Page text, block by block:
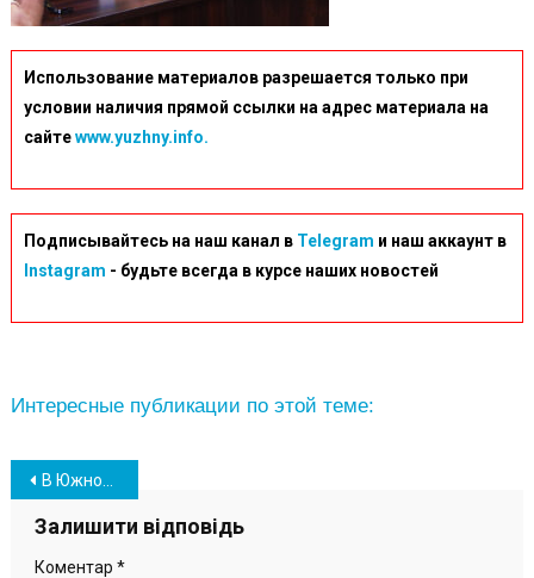
Использование материалов разрешается только при
условии наличия прямой ссылки на адрес материала на
сайтеwww.yuzhny.info.
Подписывайтесь на наш канал в Telegram и наш аккаунт в
Instagram - будьте всегда в курсе наших новостей
Интересные публикации по этой теме:
Навігація
записів
В Южному презентували візуалізацію меморіалу пам’яті Захисників України (фото)
Залишити відповідь
Коментар *